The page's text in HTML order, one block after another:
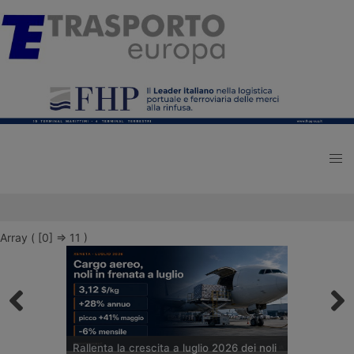
Array ( [0] => 11 )
Rallenta la crescita a luglio 2026 dei noli